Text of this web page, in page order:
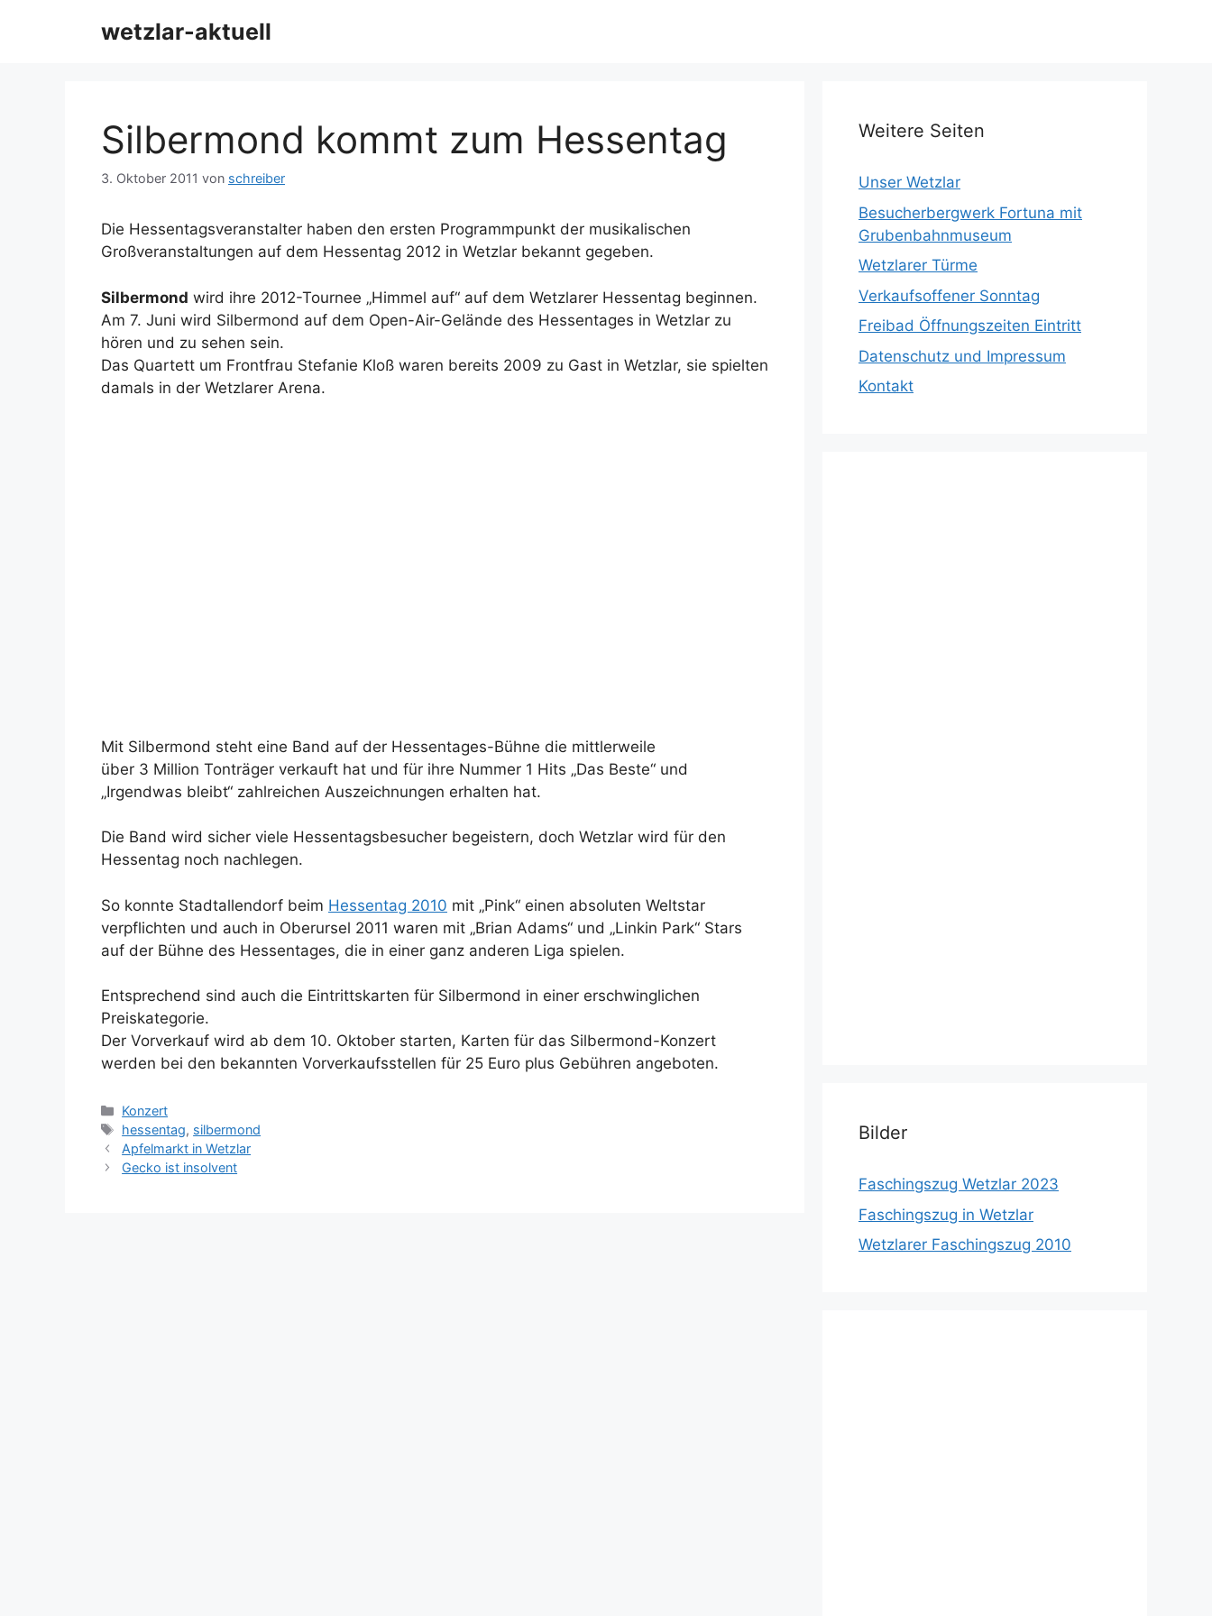
wetzlar-aktuell
Silbermond kommt zum Hessentag
3. Oktober 2011 von schreiber
Die Hessentagsveranstalter haben den ersten Programmpunkt der musikalischen
Großveranstaltungen auf dem Hessentag 2012 in Wetzlar bekannt gegeben.
Silbermond wird ihre 2012-Tournee „Himmel auf“ auf dem Wetzlarer Hessentag beginnen.
Am 7. Juni wird Silbermond auf dem Open-Air-Gelände des Hessentages in Wetzlar zu
hören und zu sehen sein.
Das Quartett um Frontfrau Stefanie Kloß waren bereits 2009 zu Gast in Wetzlar, sie spielten
damals in der Wetzlarer Arena.
Mit Silbermond steht eine Band auf der Hessentages-Bühne die mittlerweile
über 3 Million Tonträger verkauft hat und für ihre Nummer 1 Hits „Das Beste“ und
„Irgendwas bleibt“ zahlreichen Auszeichnungen erhalten hat.
Die Band wird sicher viele Hessentagsbesucher begeistern, doch Wetzlar wird für den
Hessentag noch nachlegen.
So konnte Stadtallendorf beim Hessentag 2010 mit „Pink“ einen absoluten Weltstar
verpflichten und auch in Oberursel 2011 waren mit „Brian Adams“ und „Linkin Park“ Stars
auf der Bühne des Hessentages, die in einer ganz anderen Liga spielen.
Entsprechend sind auch die Eintrittskarten für Silbermond in einer erschwinglichen
Preiskategorie.
Der Vorverkauf wird ab dem 10. Oktober starten, Karten für das Silbermond-Konzert
werden bei den bekannten Vorverkaufsstellen für 25 Euro plus Gebühren angeboten.
Kategorien
Konzert
Schlagwörter
hessentag, silbermond
Apfelmarkt in Wetzlar
Gecko ist insolvent
Weitere Seiten
Unser Wetzlar
Besucherbergwerk Fortuna mit
Grubenbahnmuseum
Wetzlarer Türme
Verkaufsoffener Sonntag
Freibad Öffnungszeiten Eintritt
Datenschutz und Impressum
Kontakt
Bilder
Faschingszug Wetzlar 2023
Faschingszug in Wetzlar
Wetzlarer Faschingszug 2010